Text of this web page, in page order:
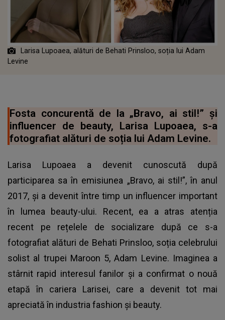
Larisa Lupoaea, alături de Behati Prinsloo, soția lui Adam
Levine
Fosta concurentă de la „Bravo, ai stil!” și
influencer de beauty, Larisa Lupoaea, s-a
fotografiat alături de soția lui Adam Levine.
Larisa Lupoaea a devenit cunoscută după
participarea sa în emisiunea „Bravo, ai stil!”, în anul
2017, și a devenit între timp un influencer important
în lumea beauty-ului. Recent, ea a atras atenția
recent pe rețelele de socializare după ce s-a
fotografiat alături de Behati Prinsloo, soția celebrului
solist al trupei Maroon 5, Adam Levine. Imaginea a
stârnit rapid interesul fanilor și a confirmat o nouă
etapă în cariera Larisei, care a devenit tot mai
apreciată în industria fashion și beauty.